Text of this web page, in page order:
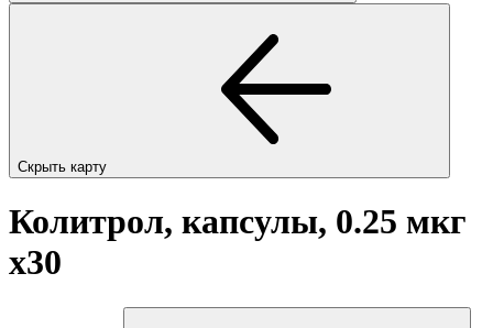
Скрыть карту
Колитрол, капсулы, 0.25 мкг
x30